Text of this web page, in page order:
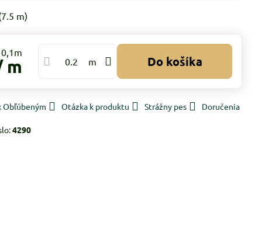
7.5 m)
m m Do košíka
Obľúbeným Otázka k produktu Strážny pes Doručenia
4290